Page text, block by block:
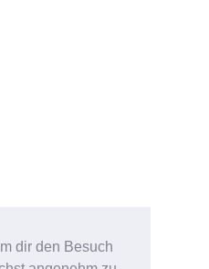
dir den Besuch